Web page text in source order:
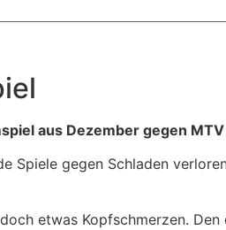
aus Dezember gegen
Spiele gegen Schladen
etwas Kopfschmerzen.